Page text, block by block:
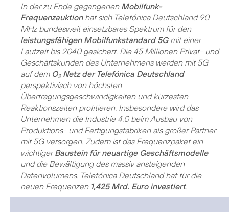
In der zu Ende gegangenen Mobilfunk-
Frequenzauktionhat sich Telefónica Deutschland 90
MHz bundesweit einsetzbares Spektrum für den
leistungsfähigen Mobilfunkstandard 5Gmit einer
Laufzeit bis 2040 gesichert. Die 45 Millionen Privat- und
Geschäftskunden des Unternehmens werden mit 5G
auf dem O2Netz der Telefónica Deutschland
perspektivisch von höchsten
Übertragungsgeschwindigkeiten und kürzesten
Reaktionszeiten profitieren. Insbesondere wird das
Unternehmen die Industrie 4.0 beim Ausbau von
Produktions- und Fertigungsfabriken als großer Partner
mit 5G versorgen. Zudem ist das Frequenzpaket ein
wichtigerBaustein für neuartige Geschäftsmodelle
und die Bewältigung des massiv ansteigenden
Datenvolumens. Telefónica Deutschland hat für die
neuen Frequenzen 1,425 Mrd. Euro investiert.